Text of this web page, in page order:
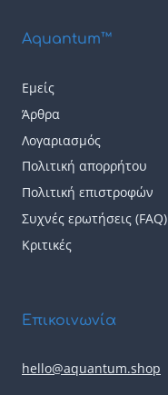
Aquantum™
Εμείς
Άρθρα
Λογαριασμός
Πολιτική απορρήτου
Πολιτική επιστροφών
Συχνές ερωτήσεις (FAQ)
Κριτικές
Επικοινωνία
hello@aquantum.shop